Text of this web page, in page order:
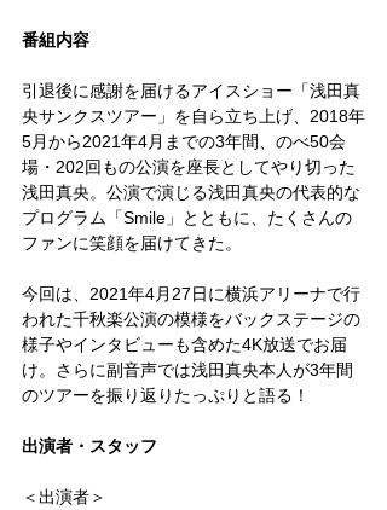
番組内容
引退後に感謝を届けるアイスショー「浅田真
央サンクスツアー」を自ら立ち上げ、2018年
5月から2021年4月までの3年間、のべ50会
場・202回もの公演を座長としてやり切った
浅田真央。公演で演じる浅田真央の代表的な
プログラム「Smile」とともに、たくさんの
ファンに笑顔を届けてきた。
今回は、2021年4月27日に横浜アリーナで行
われた千秋楽公演の模様をバックステージの
様子やインタビューも含めた4K放送でお届
け。さらに副音声では浅田真央本人が3年間
のツアーを振り返りたっぷりと語る！
出演者・スタッフ
＜出演者＞